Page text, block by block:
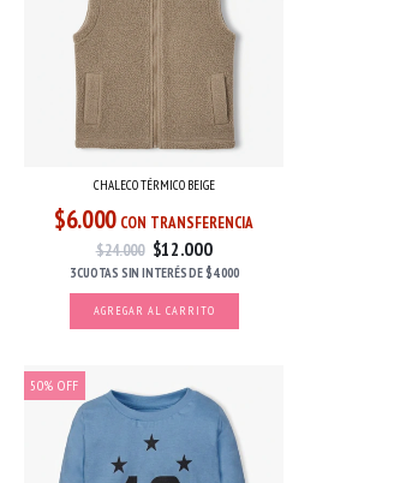
CHALECO TÉRMICO BEIGE
$6.000 CON TRANSFERENCIA
$24.000 $12.000
3 CUOTAS SIN INTERÉSDE$4.000
AGREGAR AL CARRITO
50%OFF